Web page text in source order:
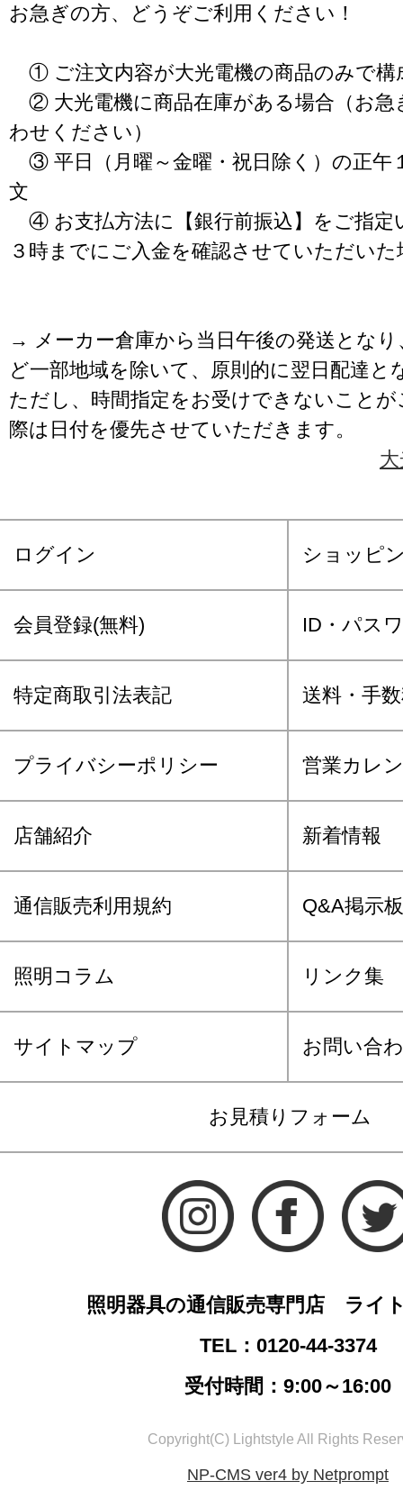
お急ぎの方、どうぞご利用ください！
① ご注文内容が大光電機の商品のみで構
② 大光電機に商品在庫がある場合（お急
わせください）
③ 平日（月曜～金曜・祝日除く）の正午
文
④ お支払方法に【銀行前振込】をご指定
３時までにご入金を確認させていただいた
→ メーカー倉庫から当日午後の発送となり
ど一部地域を除いて、原則的に翌日配達と
ただし、時間指定をお受けできないこと
際は日付を優先させていただきます。
ログイン ショッピ
会員登録(無料) ID・パス
特定商取引法表記 送料・手
プライバシーポリシー 営業カレ
店舗紹介 新着情報
通信販売利用規約 Q&A掲示板
照明コラム リンク集
サイトマップ お問い合
お見積りフォーム
照明器具の通信販売専門店 ライ
TEL：0120-44-3374
受付時間：9:00～16:00
Copyright(C) Lightstyle All Rights
NP-CMS ver4 by Netprompt